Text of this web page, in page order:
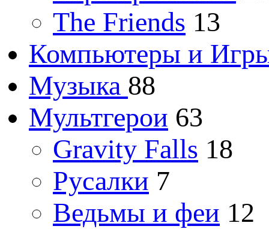
The Friends 13
Компьютеры и
Музыка 88
Мультгерои 63
Gravity Falls 18
Русалки 7
Ведьмы и феи 12